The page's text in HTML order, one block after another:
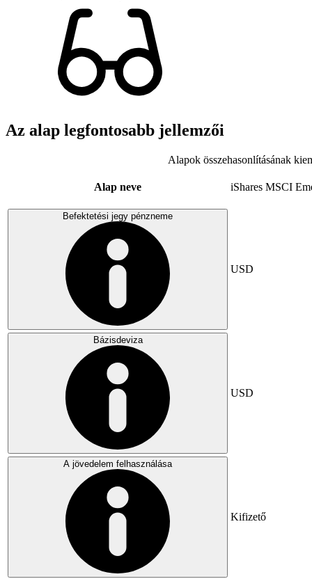
Az alap legfontosabb jellemzői
Alapok összehasonlításának
Alap neve iShares MSCI
Befektetési jegy pénzneme
USD
Bázisdeviza
USD
A jövedelem felhasználása
Kifizető